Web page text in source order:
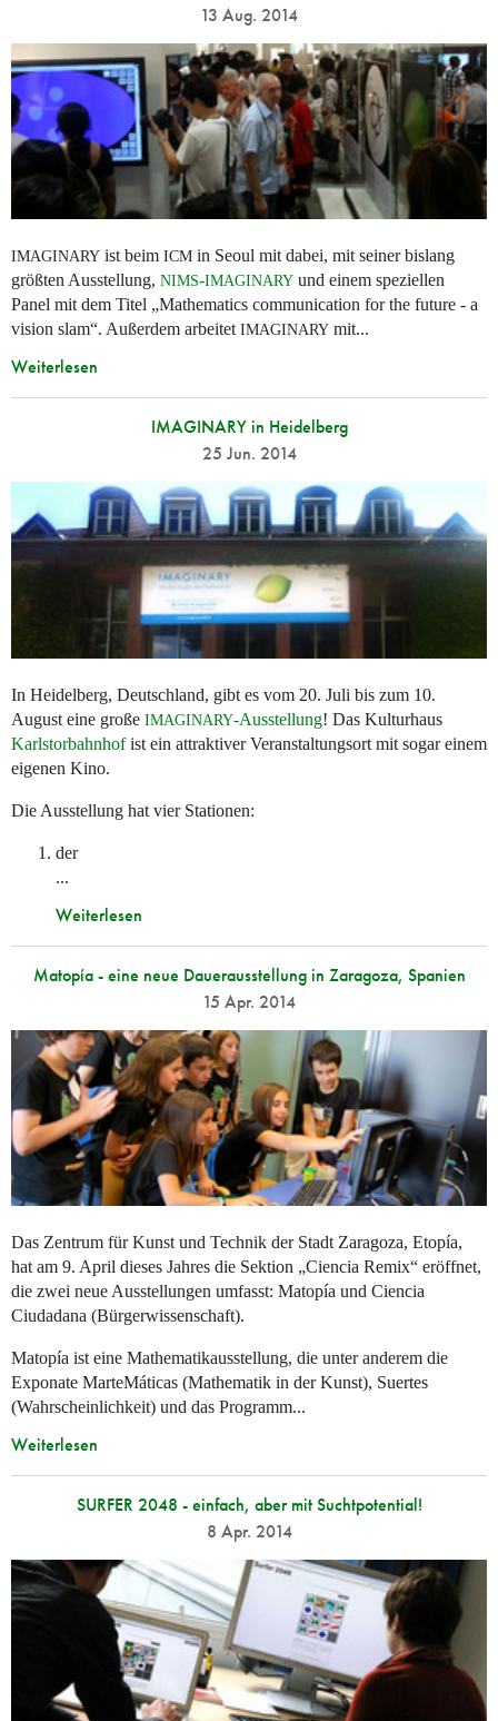
13 Aug. 2014
IMAGINARY ist beim ICM in Seoul mit dabei, mit seiner bislang
größten Ausstellung, NIMS-IMAGINARY und einem speziellen
Panel mit dem Titel „Mathematics communication for the future - a
vision slam“. Außerdem arbeitet IMAGINARY mit...
Weiterlesen
IMAGINARY in Heidelberg
25 Jun. 2014
In Heidelberg, Deutschland, gibt es vom 20. Juli bis zum 10.
August eine große IMAGINARY-Ausstellung! Das Kulturhaus
Karlstorbahnhofist ein attraktiver Veranstaltungsort mit sogar einem
eigenen Kino.
Die Ausstellung hat vier Stationen:
der
...
Weiterlesen
Matopía - eine neue Dauerausstellung in Zaragoza, Spanien
15 Apr. 2014
Das Zentrum für Kunst und Technik der Stadt Zaragoza, Etopía,
hat am 9. April dieses Jahres die Sektion „Ciencia Remix“ eröffnet,
die zwei neue Ausstellungen umfasst: Matopía und Ciencia
Ciudadana (Bürgerwissenschaft).
Matopía ist eine Mathematikausstellung, die unter anderem die
Exponate MarteMáticas (Mathematik in der Kunst), Suertes
(Wahrscheinlichkeit) und das Programm...
Weiterlesen
SURFER 2048 - einfach, aber mit Suchtpotential!
8 Apr. 2014